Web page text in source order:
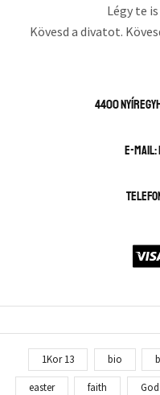
Légy te
Kövesd a divatot.
4400
E-
1Kor 13 bio
easter faith God